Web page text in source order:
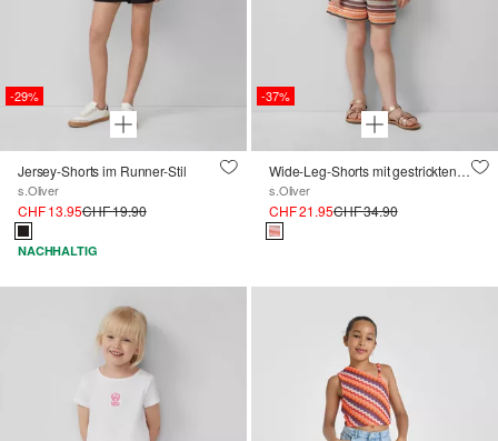
-29%
Jersey-Shorts im Runner-Stil
s.Oliver
CHF 13.95CHF 19.90
NACHHALTIG
-37%
Wide-Leg-Shorts mit gestrickten Streifen und Jerseyfutter
s.Oliver
CHF 21.95CHF 34.90